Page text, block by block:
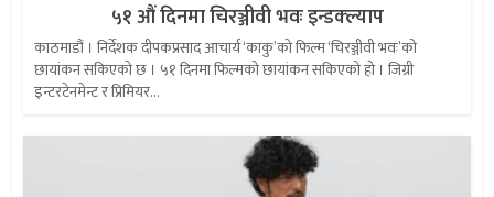
५१ औं दिनमा चिरञ्जीवी भवः इन्डक्ल्याप
काठमाडौं । निर्देशक दीपकप्रसाद आचार्य ‘काकु’को फिल्म ‘चिरञ्जीवी भवः’को
छायांकन सकिएको छ । ५१ दिनमा फिल्मको छायांकन सकिएको हो । जिग्री
इन्टरटेनमेन्ट र प्रिमियर...